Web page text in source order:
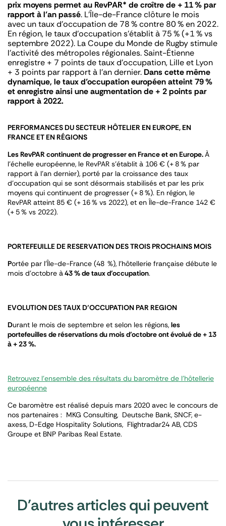
prix moyens permet au RevPAR* de croître de + 11 % par
rapport à l’an passé. L’Île-de-France clôture le mois
avec un taux d’occupation de 78 % contre 80 % en 2022.
En région, le taux d’occupation s’établit à 75 % (+1 % vs
septembre 2022). La Coupe du Monde de Rugby stimule
l’activité des métropoles régionales. Saint-Étienne
enregistre + 7 points de taux d’occupation, Lille et Lyon
+ 3 points par rapport à l’an dernier. Dans cette même
dynamique, le taux d’occupation européen atteint 79 %
et enregistre ainsi une augmentation de + 2 points par
rapport à 2022.
PERFORMANCES DU SECTEUR HÔTELIER EN EUROPE, EN
FRANCE ET EN RÉGIONS
Les RevPAR continuent de progresser en France et en Europe.À
l’échelle européenne, le RevPAR s’établit à 106 € (+ 8 % par
rapport à l’an dernier), porté par la croissance des taux
d’occupation qui se sont désormais stabilisés et par les prix
moyens qui continuent de progresser (+ 8 %). En région, le
RevPAR atteint 85 € (+ 16 % vs 2022), et en Île-de-France 142 €
(+ 5 % vs 2022).
PORTEFEUILLE DE RESERVATION DES TROIS PROCHAINS MOIS
Portée par l’Île-de-France (48 %), l’hôtellerie française débute le
mois d’octobre à43 % de taux d’occupation.
EVOLUTION DES TAUX D’OCCUPATION PAR REGION
Durant le mois de septembre et selon les régions, les
portefeuilles de réservations du mois d’octobre ont évolué de + 13
à + 23 %.
Retrouvez l’ensemble des résultats du baromètre de l’hôtellerie
européenne
Ce baromètre est réalisé depuis mars 2020 avec le concours de
nos partenaires : MKG Consulting, Deutsche Bank, SNCF, e-
axess, D-Edge Hospitality Solutions, Flightradar24 AB, CDS
Groupe et BNP Paribas Real Estate.
D'autres articles qui peuvent